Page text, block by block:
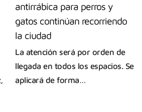
antirrábica para perros y
gatos continúan recorriendo
la ciudad
La atención será por orden de
llegada en todos los espacios. Se
aplicará de forma…